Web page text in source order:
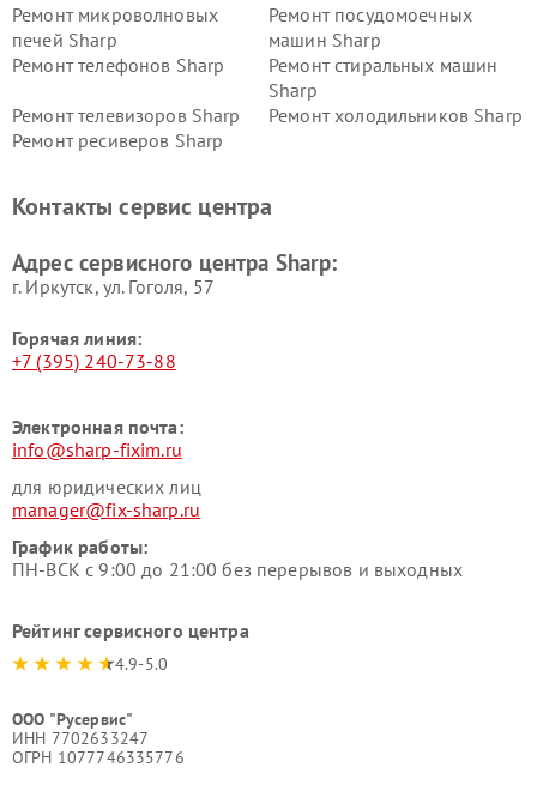
Ремонт микроволновых
печей Sharp
Ремонт посудомоечных
машин Sharp
Ремонт телефонов Sharp
Ремонт стиральных машин
Sharp
Ремонт телевизоров Sharp
Ремонт холодильников Sharp
Ремонт ресиверов Sharp
Контакты сервис центра
Адрес сервисного центра Sharp:
г. Иркутск, ул. ​Гоголя, 57
Горячая линия:
+7 (395) 240-73-88
Электронная почта:
info@sharp-fixim.ru
для юридических лиц
manager@fix-sharp.ru
График работы:
ПН-ВСК с 9:00 до 21:00 без перерывов и выходных
Рейтинг сервисного центра
4.9-5.0
ООО "Русервис"
ИНН 7702633247
ОГРН 1077746335776